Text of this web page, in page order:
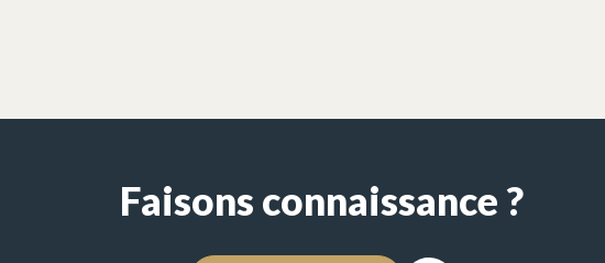
Faisons connaissance ?